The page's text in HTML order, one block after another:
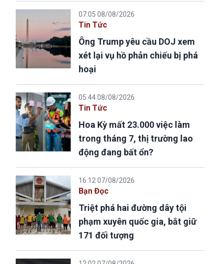
07:05 08/08/2026
Tin Tức
Ông Trump yêu cầu DOJ xem
xét lại vụ hồ phản chiếu bị phá
hoại
05:44 08/08/2026
Tin Tức
Hoa Kỳ mất 23.000 việc làm
trong tháng 7, thị trường lao
động đang bất ổn?
16:12 07/08/2026
Bạn Đọc
Triệt phá hai đường dây tội
phạm xuyên quốc gia, bắt giữ
171 đối tượng